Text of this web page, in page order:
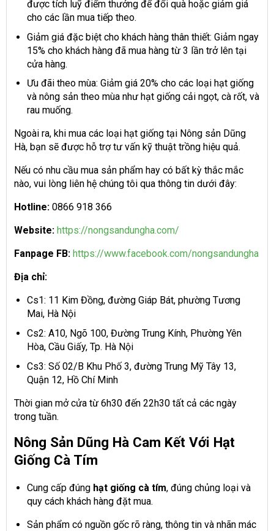
được tích luỹ điểm thưởng để đổi quà hoặc giảm giá
cho các lần mua tiếp theo.
Giảm giá đặc biệt cho khách hàng thân thiết: Giảm ngay
15% cho khách hàng đã mua hàng từ 3 lần trở lên tại
cửa hàng.
Ưu đãi theo mùa: Giảm giá 20% cho các loại hạt giống
và nông sản theo mùa như hạt giống cải ngọt, cà rốt, và
rau muống.
Ngoài ra, khi mua các loại hạt giống tại Nông sản Dũng
Hà, bạn sẽ được hỗ trợ tư vấn kỹ thuật trồng hiệu quả.
Nếu có nhu cầu mua sản phẩm hay có bất kỳ thắc mắc
nào, vui lòng liên hệ chúng tôi qua thông tin dưới đây:
Hotline: 0866 918 366
Website: https://nongsandungha.com/
Fanpage FB: https://www.facebook.com/nongsandungha
Địa chỉ:
Cs1: 11 Kim Đồng, đường Giáp Bát, phường Tương
Mai, Hà Nội
Cs2: A10, Ngõ 100, Đường Trung Kính, Phường Yên
Hòa, Cầu Giấy, Tp. Hà Nội
Cs3: Số 02/B Khu Phố 3, đường Trung Mỹ Tây 13,
Quận 12, Hồ Chí Minh
Thời gian mở cửa từ 6h30 đến 22h30 tất cả các ngày
trong tuần.
Nông Sản Dũng Hà Cam Kết Với Hạt
Giống Cà Tím
Cung cấp đúng hạt giống cà tím, đúng chủng loại và
quy cách khách hàng đặt mua.
Sản phẩm có nguồn gốc rõ ràng, thông tin và nhãn mác